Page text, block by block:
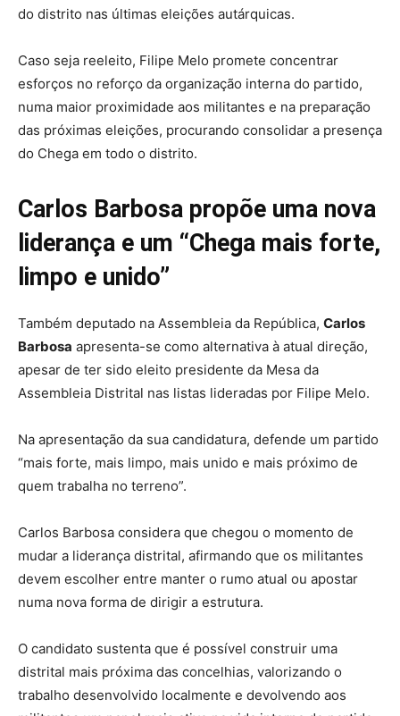
do distrito nas últimas eleições autárquicas.
Caso seja reeleito, Filipe Melo promete concentrar
esforços no reforço da organização interna do partido,
numa maior proximidade aos militantes e na preparação
das próximas eleições, procurando consolidar a presença
do Chega em todo o distrito.
Carlos Barbosa propõe uma nova
liderança e um “Chega mais forte,
limpo e unido”
Também deputado na Assembleia da República, Carlos
Barbosa apresenta-se como alternativa à atual direção,
apesar de ter sido eleito presidente da Mesa da
Assembleia Distrital nas listas lideradas por Filipe Melo.
Na apresentação da sua candidatura, defende um partido
“mais forte, mais limpo, mais unido e mais próximo de
quem trabalha no terreno”.
Carlos Barbosa considera que chegou o momento de
mudar a liderança distrital, afirmando que os militantes
devem escolher entre manter o rumo atual ou apostar
numa nova forma de dirigir a estrutura.
O candidato sustenta que é possível construir uma
distrital mais próxima das concelhias, valorizando o
trabalho desenvolvido localmente e devolvendo aos